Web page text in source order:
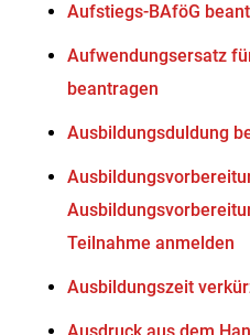
Aufstiegs-BAföG
Aufwendungsersatz
beantragen
Ausbildungsduldung
Teilnahme anmelden
Ausbildungszeit